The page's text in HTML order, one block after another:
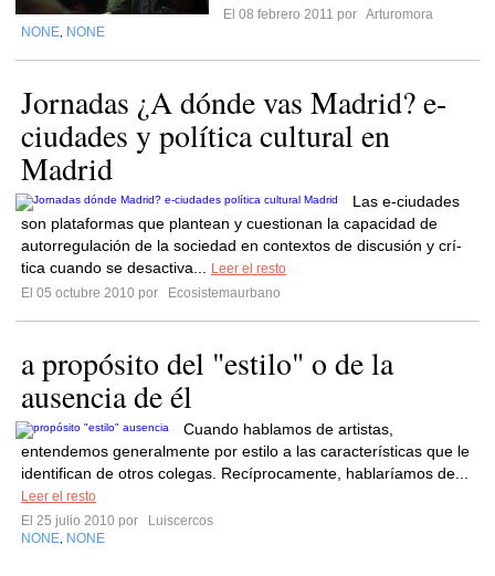
El 08 febrero 2011 por Arturomora
NONE NONE
Jornadas ¿A dónde vas Madrid? e-
ciudades y política cultural en
Madrid
Las e-ciudades
son plataformas que plantean y cuestionan la capacidad de
autorregulación de la sociedad en contextos de discusión y crí­
tica cuando se desactiva...
Leer el resto
El 05 octubre 2010 por
Ecosistemaurbano
a propósito del "estilo" o de la
ausencia de él
Cuando hablamos de artistas,
entendemos generalmente por estilo a las características que le
identifican de otros colegas. Recíprocamente, hablaríamos de...
Leer el resto
El 25 julio 2010 por
Luiscercos
NONE NONE